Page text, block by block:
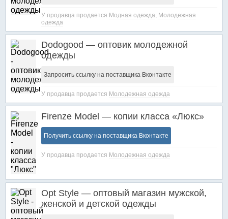
У продавца продается Модная одежда, Молодежная
одежда
Dodogood — оптовик молодежной
одежды
Запросить ссылку на поставщика Вконтакте
У продавца продается Молодежная одежда
Firenze Model — копии класса «Люкс»
Получить ссылку на поставщика Вконтакте
У продавца продается Молодежная одежда
Opt Style — оптовый магазин мужской,
женской и детской одежды